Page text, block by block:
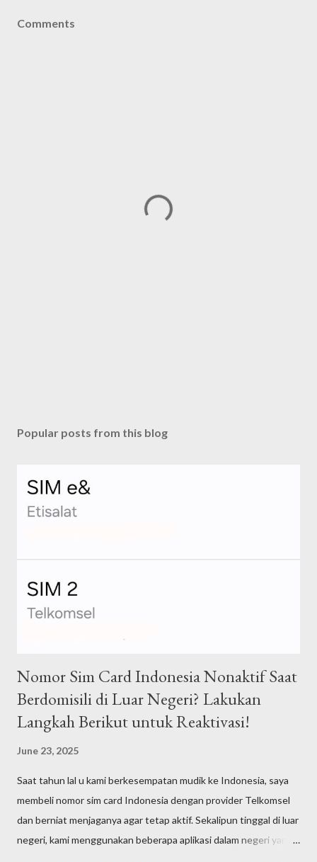
Comments
Popular posts from this blog
Nomor Sim Card Indonesia Nonaktif Saat
Berdomisili di Luar Negeri? Lakukan
Langkah Berikut untuk Reaktivasi!
June 23, 2025
Saat tahun lal u kami berkesempatan mudik ke Indonesia, saya
membeli nomor sim card Indonesia dengan provider Telkomsel
dan berniat menjaganya agar tetap aktif. Sekalipun tinggal di luar
negeri, kami menggunakan beberapa aplikasi dalam negeri yang